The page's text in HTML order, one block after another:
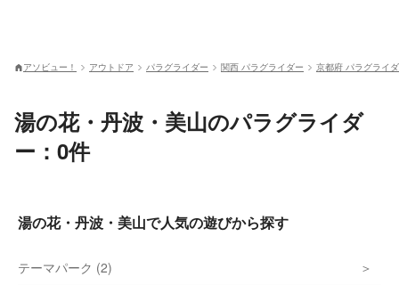
アソビュー！ アウトドア パラグライダー 関西 パラグライダー 京都府 パラグライ
湯の花・丹波・美山のパラグライダ
ー：0件
湯の花・丹波・美山で人気の遊びから探す
テーマパーク (2)